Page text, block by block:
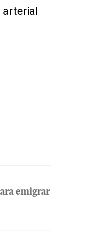
arterial
emigrar